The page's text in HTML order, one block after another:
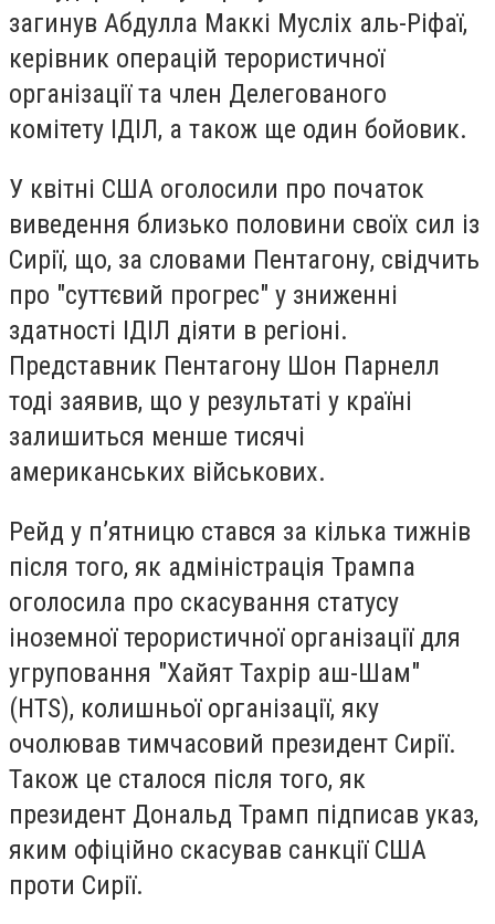
загинув Абдулла Маккі Мусліх аль-Ріфаї,
керівник операцій терористичної
організації та член Делегованого
комітету ІДІЛ, а також ще один бойовик.
У квітні США оголосили про початок
виведення близько половини своїх сил із
Сирії, що, за словами Пентагону, свідчить
про "суттєвий прогрес" у зниженні
здатності ІДІЛ діяти в регіоні.
Представник Пентагону Шон Парнелл
тоді заявив, що у результаті у країні
залишиться менше тисячі
американських військових.
Рейд у п’ятницю стався за кілька тижнів
після того, як адміністрація Трампа
оголосила про скасування статусу
іноземної терористичної організації для
угруповання "Хайят Тахрір аш-Шам"
(HTS), колишньої організації, яку
очолював тимчасовий президент Сирії.
Також це сталося після того, як
президент Дональд Трамп підписав указ,
яким офіційно скасував санкції США
проти Сирії.